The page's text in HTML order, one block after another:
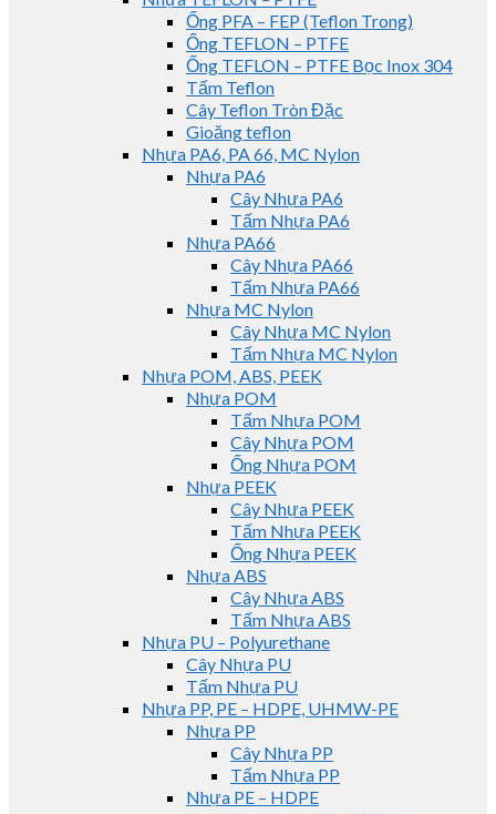
Ống PFA – FEP (Teflon Trong)
Ống TEFLON – PTFE
Ống TEFLON – PTFE Bọc Inox 304
Tấm Teflon
Cây Teflon Tròn Đặc
Gioăng teflon
Nhựa PA6, PA 66, MC Nylon
Nhựa PA6
Cây Nhựa PA6
Tấm Nhựa PA6
Nhựa PA66
Cây Nhựa PA66
Tấm Nhựa PA66
Nhựa MC Nylon
Cây Nhựa MC Nylon
Tấm Nhựa MC Nylon
Nhựa POM, ABS, PEEK
Nhựa POM
Tấm Nhựa POM
Cây Nhựa POM
Ống Nhựa POM
Nhựa PEEK
Cây Nhựa PEEK
Tấm Nhựa PEEK
Ống Nhựa PEEK
Nhựa ABS
Cây Nhựa ABS
Tấm Nhựa ABS
Nhựa PU – Polyurethane
Cây Nhựa PU
Tấm Nhựa PU
Nhựa PP, PE – HDPE, UHMW-PE
Nhựa PP
Cây Nhựa PP
Tấm Nhựa PP
Nhựa PE – HDPE